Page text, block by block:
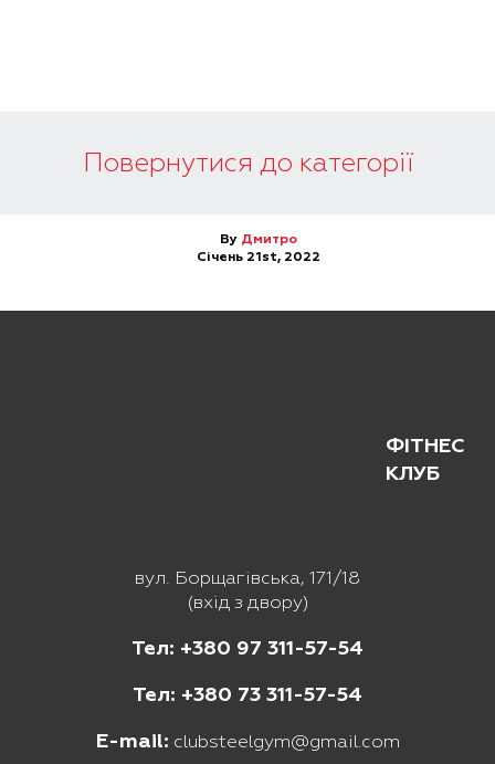
Повернутися до категорії
By Дмитро
Січень 21st, 2022
ФІТНЕС
КЛУБ
вул. Борщагівська, 171/18
(вхід з двору)
Тел: +380 97 311-57-54
Тел: +380 73 311-57-54
E-mail: clubsteelgym@gmail.com